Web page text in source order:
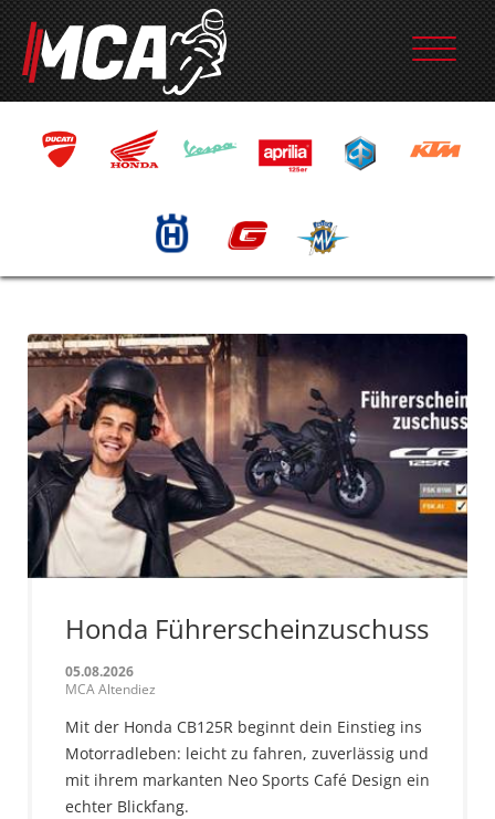
Honda Führerscheinzuschuss
05.08.2026
MCA Altendiez
Mit der Honda CB125R beginnt dein Einstieg ins
Motorradleben: leicht zu fahren, zuverlässig und
mit ihrem markanten Neo Sports Café Design ein
echter Blickfang.